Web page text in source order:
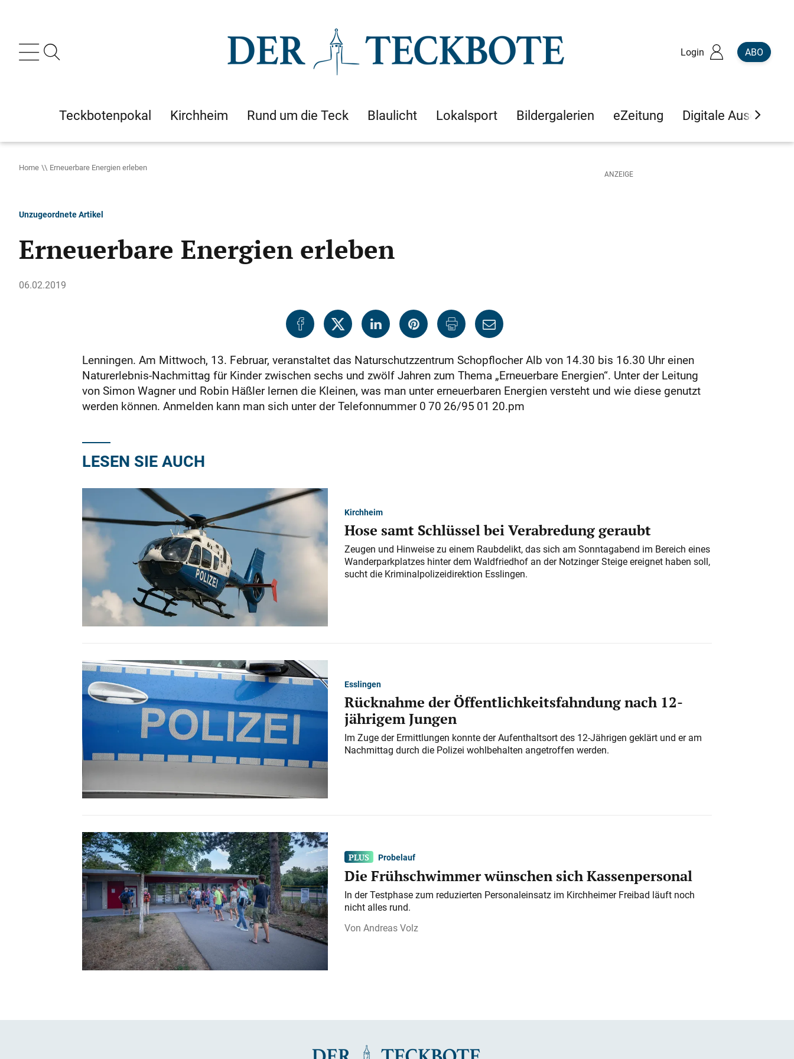
Login ABO
Teckbotenpokal Kirchheim Rund um die Teck Blaulicht Lokalsport Bildergalerien eZeitung Digitale Ausgaben
Home Erneuerbare Energien erleben
Unzugeordnete Artikel
Erneuerbare Energien erleben
06.02.2019
Lenningen. Am Mittwoch, 13. Februar, veranstaltet das Naturschutzzentrum Schopflocher Alb von 14.30 bis 16.30 Uhr einen
Naturerlebnis-Nachmittag für Kinder zwischen sechs und zwölf Jahren zum Thema „Erneuerbare Energien“. Unter der Leitung
von Simon Wagner und Robin Häßler lernen die Kleinen, was man unter erneuerbaren Energien versteht und wie diese genutzt
werden können. Anmelden kann man sich unter der Telefonnummer 0 70 26/95 01 20.pm
LESEN SIE AUCH
Kirchheim
Hose samt Schlüssel bei Verabredung geraubt
Zeugen und Hinweise zu einem Raubdelikt, das sich am Sonntagabend im Bereich eines
Wanderparkplatzes hinter dem Waldfriedhof an der Notzinger Steige ereignet haben soll,
sucht die Kriminalpolizeidirektion Esslingen.
Esslingen
Rücknahme der Öffentlichkeitsfahndung nach 12-
jährigem Jungen
Im Zuge der Ermittlungen konnte der Aufenthaltsort des 12-Jährigen geklärt und er am
Nachmittag durch die Polizei wohlbehalten angetroffen werden.
Probelauf
Die Frühschwimmer wünschen sich Kassenpersonal
In der Testphase zum reduzierten Personaleinsatz im Kirchheimer Freibad läuft noch
nicht alles rund.
Andreas Volz